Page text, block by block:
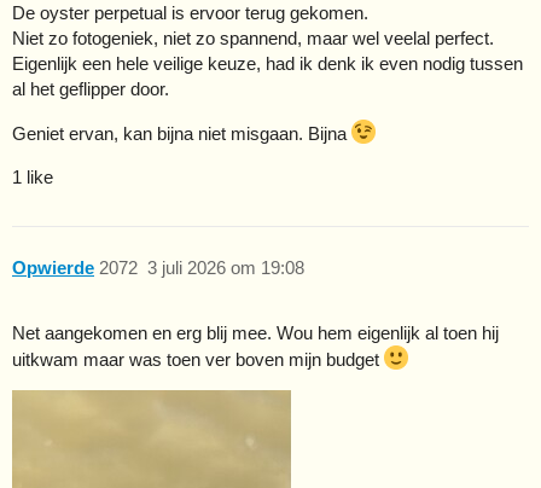
De oyster perpetual is ervoor terug gekomen.
Niet zo fotogeniek, niet zo spannend, maar wel veelal perfect.
Eigenlijk een hele veilige keuze, had ik denk ik even nodig tussen
al het geflipper door.
Geniet ervan, kan bijna niet misgaan. Bijna
1 like
Opwierde 3 juli 2026 om 19:08
2072
Net aangekomen en erg blij mee. Wou hem eigenlijk al toen hij
uitkwam maar was toen ver boven mijn budget